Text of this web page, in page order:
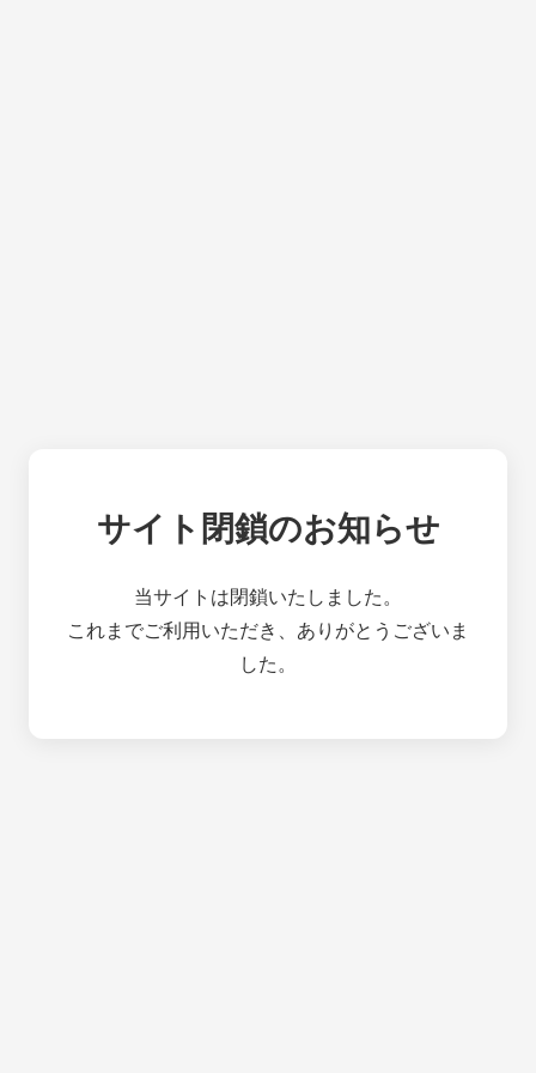
サイト閉鎖のお知らせ
当サイトは閉鎖いたしました。
これまでご利用いただき、ありがとうございま
した。